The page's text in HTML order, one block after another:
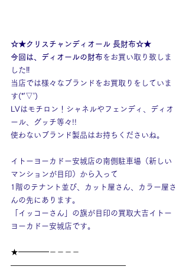
☆★クリスチャンディオール 長財布☆★
今回は、ディオールの財布 をお買い取り致しま
した‼
当店では様々なブランドをお買取りをしていま
す(*’▽’)
LVはモチロン！シャネルやフェンディ、ディオ
ール、グッチ等々!!
使わないブランド製品はお持ちくださいね。
イトーヨーカドー安城店の南側駐車場（新しい
マンションが目印）から入って
1階のテナント並び、カット屋さん、カラー屋さ
んの先にあります。
「イッコーさん」の旗が目印の買取大吉イトー
ヨーカドー安城店です。
★━━━━－－－－
———————————————